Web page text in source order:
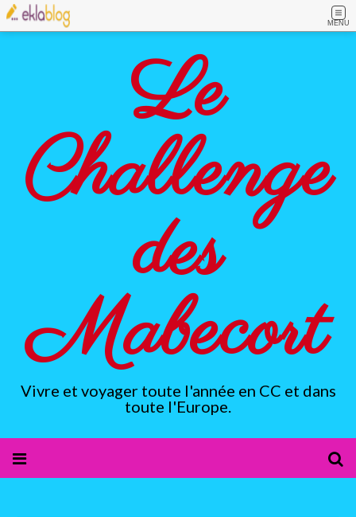
MENU
Le
Challenge
des
Mabecort
Vivre et voyager toute l'année en CC et dans
toute l'Europe.